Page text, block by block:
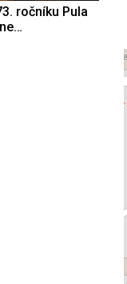
ročníku Pula